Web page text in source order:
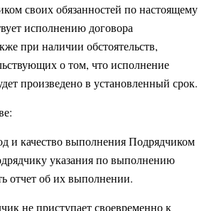
своих обязанностей по настоящему
исполнению договора
при наличии обстоятельств,
о том, что исполнение
произведено в установленный срок.
и качество выполнения Подрядчиком
указания по выполнению
отчет об их выполнении.
не приступает своевременно к